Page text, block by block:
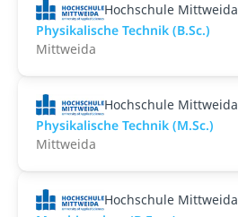
Hochschule Mittweida
Physikalische Technik (B.Sc.)
Mittweida
Hochschule Mittweida
Physikalische Technik (M.Sc.)
Mittweida
Hochschule Mittweida